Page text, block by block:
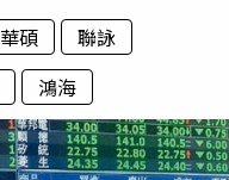
華碩
聯詠
鴻海